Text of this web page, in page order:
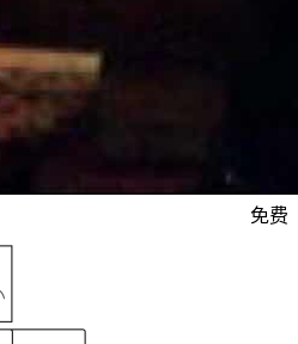
免费